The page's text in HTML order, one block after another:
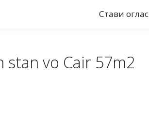
Стави оглас
vo Cair 57m2